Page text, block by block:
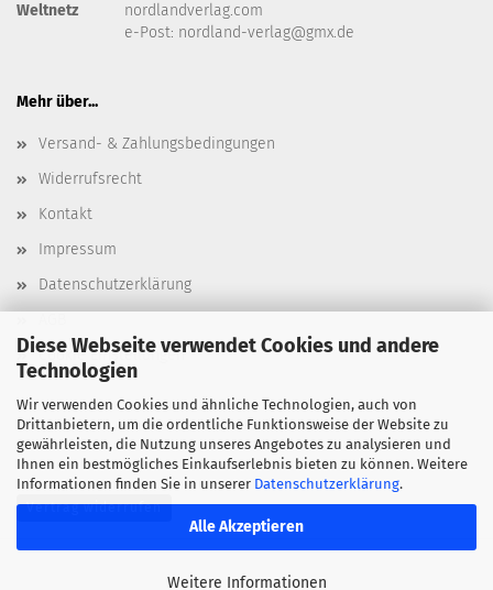
Diese Webseite verwendet Cookies und andere
Technologien
Wir verwenden Cookies und ähnliche Technologien, auch von
Drittanbietern, um die ordentliche Funktionsweise der Website zu
gewährleisten, die Nutzung unseres Angebotes zu analysieren und
Ihnen ein bestmögliches Einkaufserlebnis bieten zu können. Weitere
Informationen finden Sie in unserer Datenschutzerklärung.
Alle Akzeptieren
Weitere Informationen
Weltnetz
nordlandverlag.com
e-Post: nordland-verlag@gmx.de
Mehr über...
Versand- & Zahlungsbedingungen
Widerrufsrecht
Kontakt
Impressum
Datenschutzerklärung
Cookie Einstellungen
Vertrag widerrufen